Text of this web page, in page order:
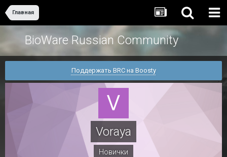
Главная
BioWare Russian Community
Поддержать BRC на Boosty
Voraya
Новички